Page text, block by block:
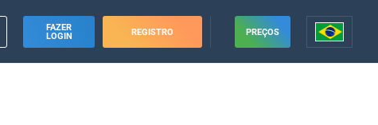
FAZER
LOGIN
REGISTRO PREÇOS